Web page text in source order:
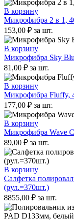
В корзину
Микрофибра 2 в 1,
153,00 ₽ за шт.
В корзину
Микрофибра Sky
81,00 ₽ за шт.
В корзину
Микрофибра Fluffy,
177,00 ₽ за шт.
В корзину
Микрофибра Wave
89,00 ₽ за шт.
В корзину
Салфетка
(рул.=370шт.)
8855,00 ₽ за шт.